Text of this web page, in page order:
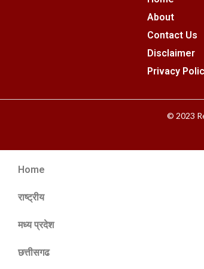
About
Contact Us
Disclaimer
Privacy
© 2023
Home
राष्ट्रीय
मध्य प्रदेश
छत्तीसगढ